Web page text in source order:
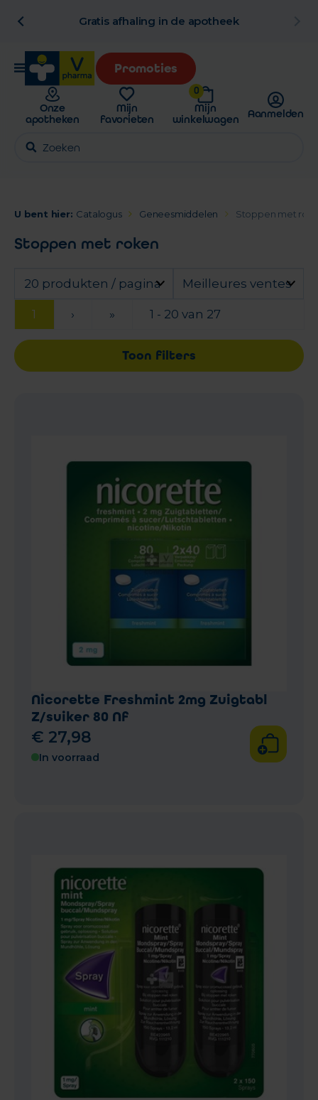
Gratis afhaling in de apotheek
Promoties
Onze
apotheken
Mijn
favorieten
0
Mijn
winkelwagen
Aanmelden
U bent hier: Catalogus Geneesmiddelen Stoppen met
Stoppen met roken
20 produkten / pagina Meilleures ventes
1 › » 1 - 20 van 27
Toon filters
Nicorette Freshmint 2mg Zuigtabl
Z/suiker 80 Nf
€ 27,98
In voorraad